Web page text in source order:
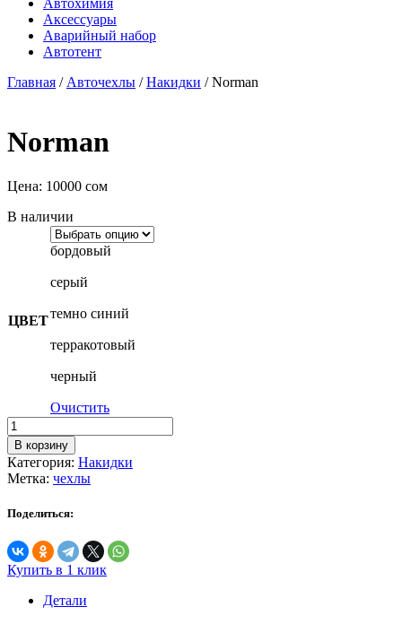
Аксессуары
Аварийный набор
Автотент
Главная / Авточехлы /Накидки / Norman
Norman
Цена: 10000 сом
В наличии
ЦВЕТ
бордовый
серый
темно синий
терракотовый
черный
Очистить
Количество
товара
Norman
В корзину
Категория: Накидки
Метка: чехлы
Поделиться:
Купить в 1 клик
Детали